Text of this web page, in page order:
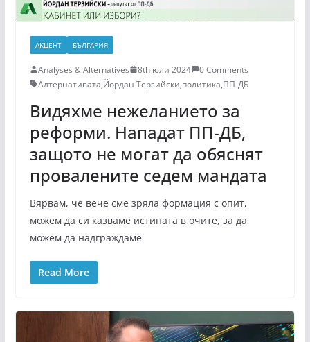
АКЦЕНТ БЪЛГАРИЯ
Analyses & Alternatives 8th юли 2024
0 Comments
Алтернативата,Йордан Терзийски,политика,ПП-ДБ
Видяхме нежеланието за
реформи. Нападат ПП-ДБ,
защото не могат да обяснят
провалените седем мандата
Вярвам, че вече сме зряла формация с опит,
можем да си казваме истината в очите, за да
можем да надграждаме
Read More